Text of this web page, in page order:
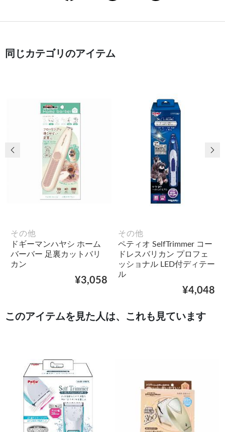
同じカテゴリのアイテム
その他
ドギーマンハヤシ ホーム
バーバー 足裏カットバリ
カン
¥3,058
その他
ペティオ SelfTrimmer コー
ドレスバリカン プロフェ
ッショナル LED付ディテー
ル
¥4,048
前の画像 次
このアイテムを見た人は、これも見ています